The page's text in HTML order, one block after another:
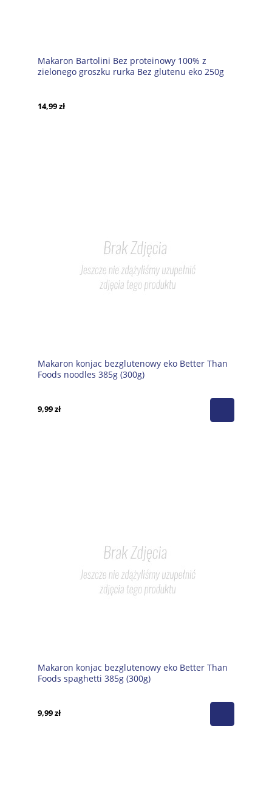
Makaron Bartolini Bez proteinowy 100% z
zielonego groszku rurka Bez glutenu eko 250g
14,99 zł
Makaron konjac bezglutenowy eko Better Than
Foods noodles 385g (300g)
9,99 zł
Makaron konjac bezglutenowy eko Better Than
Foods spaghetti 385g (300g)
9,99 zł